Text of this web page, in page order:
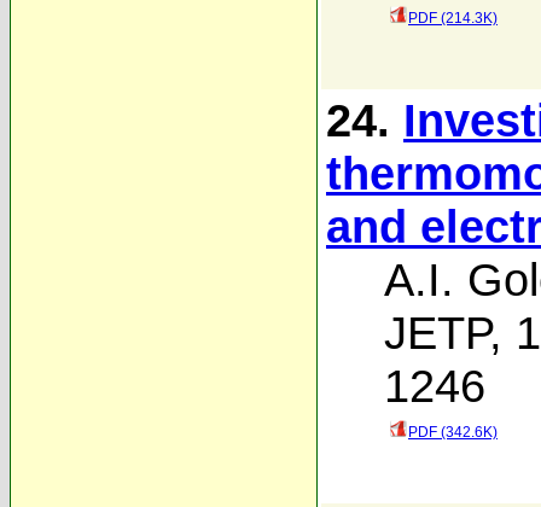
PDF (214.3K)
24.
and
A.I.
JETP,
1246
PDF (342.6K)